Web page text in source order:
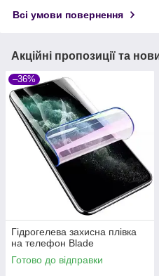
Всі умови повернення
Акційні пропозиції та
–36%
Гідрогелева захисна плівка
на телефон Blade
Готово до відправки